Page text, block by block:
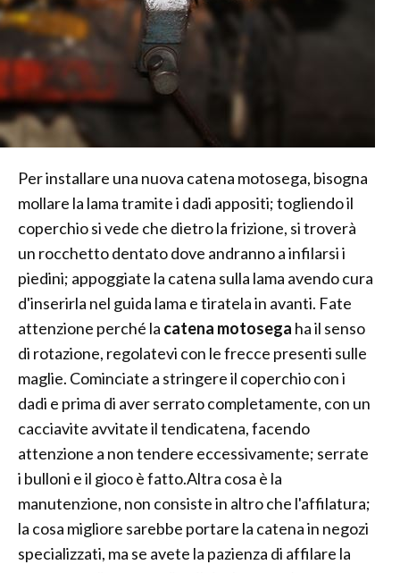
Per installare una nuova catena motosega, bisogna
mollare la lama tramite i dadi appositi; togliendo il
coperchio si vede che dietro la frizione, si troverà
un rocchetto dentato dove andranno a infilarsi i
piedini; appoggiate la catena sulla lama avendo cura
d'inserirla nel guida lama e tiratela in avanti. Fate
attenzione perché la catena motosega ha il senso
di rotazione, regolatevi con le frecce presenti sulle
maglie. Cominciate a stringere il coperchio con i
dadi e prima di aver serrato completamente, con un
cacciavite avvitate il tendicatena, facendo
attenzione a non tendere eccessivamente; serrate
i bulloni e il gioco è fatto.Altra cosa è la
manutenzione, non consiste in altro che l'affilatura;
la cosa migliore sarebbe portare la catena in negozi
specializzati, ma se avete la pazienza di affilare la